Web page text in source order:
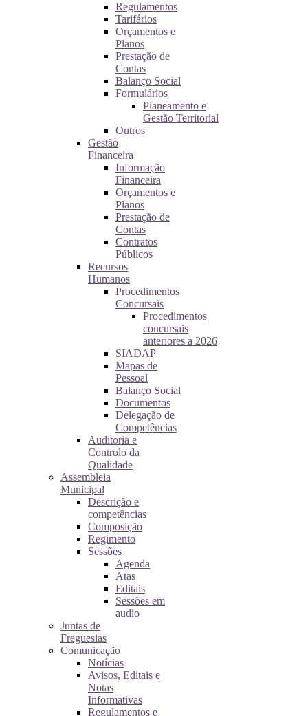
Regulamentos
Tarifários
Orçamentos e
Planos
Prestação de
Contas
Balanço Social
Formulários
Planeamento e
Gestão Territorial
Outros
Gestão
Financeira
Informação
Financeira
Orçamentos e
Planos
Prestação de
Contas
Contratos
Públicos
Recursos
Humanos
Procedimentos
Concursais
Procedimentos
concursais
anteriores a 2026
SIADAP
Mapas de
Pessoal
Balanço Social
Documentos
Delegação de
Competências
Auditoria e
Controlo da
Qualidade
Assembleia
Municipal
Descrição e
competências
Composição
Regimento
Sessões
Agenda
Atas
Editais
Sessões em
audio
Juntas de
Freguesias
Comunicação
Notícias
Avisos, Editais e
Notas
Informativas
Regulamentos e